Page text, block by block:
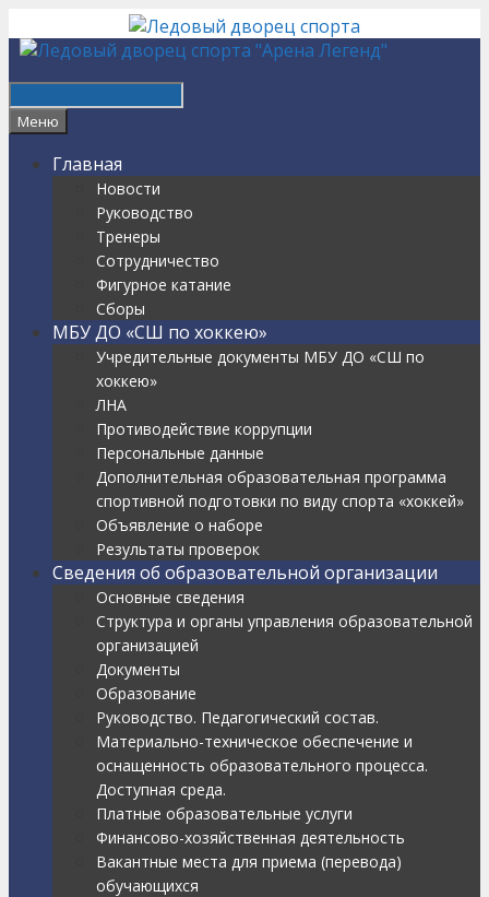
Перейти
Найти
Меню
Главная
Новости
Руководство
Тренеры
Сотрудничество
Фигурное катание
Сборы
МБУ ДО «СШ по хоккею»
Учредительные документы МБУ ДО «СШ по
хоккею»
ЛНА
Противодействие коррупции
Персональные данные
Дополнительная образовательная программа
спортивной подготовки по виду спорта «хоккей»
Объявление о наборе
Результаты проверок
Сведения об образовательной организации
Основные сведения
Структура и органы управления образовательной
организацией
Документы
Образование
Руководство. Педагогический состав.
Материально-техническое обеспечение и
оснащенность образовательного процесса.
Доступная среда.
Платные образовательные услуги
Финансово-хозяйственная деятельность
Вакантные места для приема (перевода)
обучающихся